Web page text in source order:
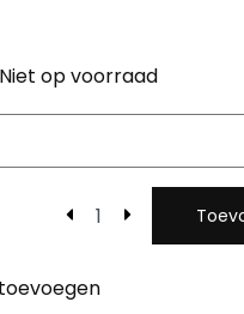
Niet op voorraad